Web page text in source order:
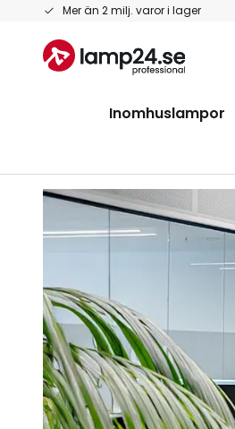
Mer än 2 milj. varor i lager
Hoppa
innehållet
Inomhuslampor